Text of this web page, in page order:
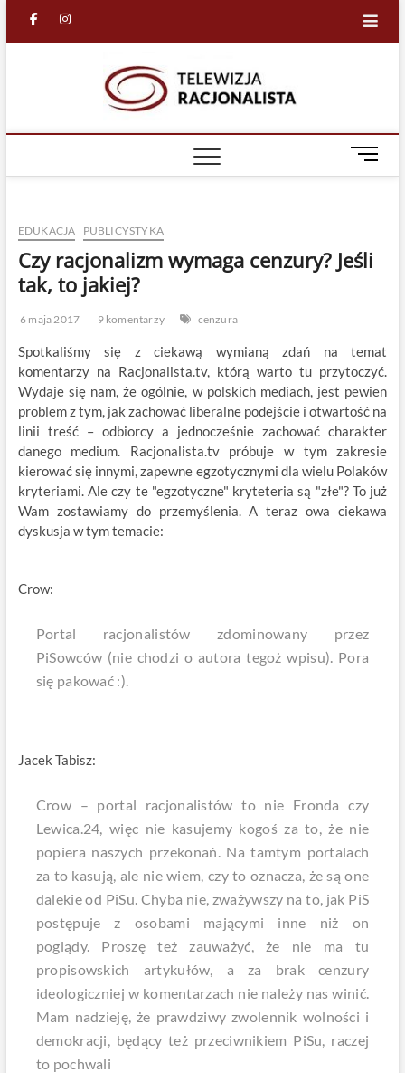
facebook
in
M
e
u
t
EDUKACJA PUBLICYSTYKA
Czy racjonalizm wymaga cenzury? Jeśli
tak, to jakiej?
6 maja 2017 9 komentarzy cenzura
Spotkaliśmy się z ciekawą wymianą zdań na temat
komentarzy na Racjonalista.tv, którą warto tu przytoczyć.
Wydaje się nam, że ogólnie, w polskich mediach, jest pewien
problem z tym, jak zachować liberalne podejście i otwartość na
linii treść – odbiorcy a jednocześnie zachować charakter
danego medium. Racjonalista.tv próbuje w tym zakresie
kierować się innymi, zapewne egzotycznymi dla wielu Polaków
kryteriami. Ale czy te "egzotyczne" kryteteria są "złe"? To już
Wam zostawiamy do przemyślenia. A teraz owa ciekawa
dyskusja w tym temacie:
Crow:
Portal racjonalistów zdominowany przez
PiSowców (nie chodzi o autora tegoż wpisu). Pora
się pakować :).
Jacek Tabisz:
Crow – portal racjonalistów to nie Fronda czy
Lewica.24, więc nie kasujemy kogoś za to, że nie
popiera naszych przekonań. Na tamtym portalach
za to kasują, ale nie wiem, czy to oznacza, że są one
dalekie od PiSu. Chyba nie, zważywszy na to, jak PiS
postępuje z osobami mającymi inne niż on
poglądy. Proszę też zauważyć, że nie ma tu
propisowskich artykułów, a za brak cenzury
ideologiczniej w komentarzach nie należy nas winić.
Mam nadzieję, że prawdziwy zwolennik wolności i
demokracji, będący też przeciwnikiem PiSu, raczej
to pochwali